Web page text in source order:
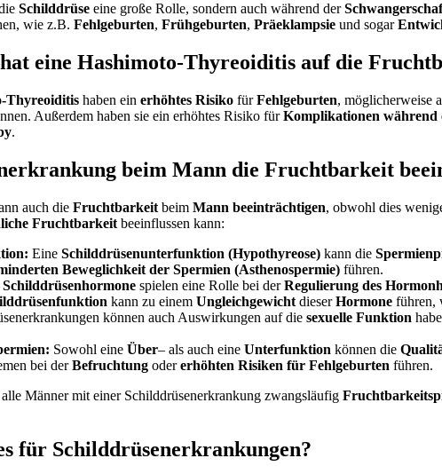
Schilddrüse eine große Rolle, sondern auch während der
wie z.B. Fehlgeburten, Frühgeburten, Präeklampsie und sogar
eine Hashimoto-Thyreoiditis auf die
Thyreoiditis haben ein erhöhtes Risiko fürFehlgeburten, möglicherweise
Außerdem haben sie ein erhöhtes Risiko fürKomplikationen während
.
beim Mann die Fruchtbarkeit
auch die Fruchtbarkeit beim Mann beeinträchtigen, obwohl dies
Fruchtbarkeit beeinflussen kann:
Eine Schilddrüsenunterfunktion (Hypothyreose) kann die
Beweglichkeit der Spermien (Asthenospermie) führen.
Schilddrüsenhormone spielen eine Rolle bei derRegulierung des
kann zu einem Ungleichgewicht dieserHormone führen,
können auch Auswirkungen auf die sexuelle Funktion
Sowohl eine Über– als auch eine Unterfunktion können die
bei derBefruchtung odererhöhten Risiken für Fehlgeburten führen.
Männer mit einer Schilddrüsenerkrankung zwangsläufig
für Schilddrüsenerkrankungen?